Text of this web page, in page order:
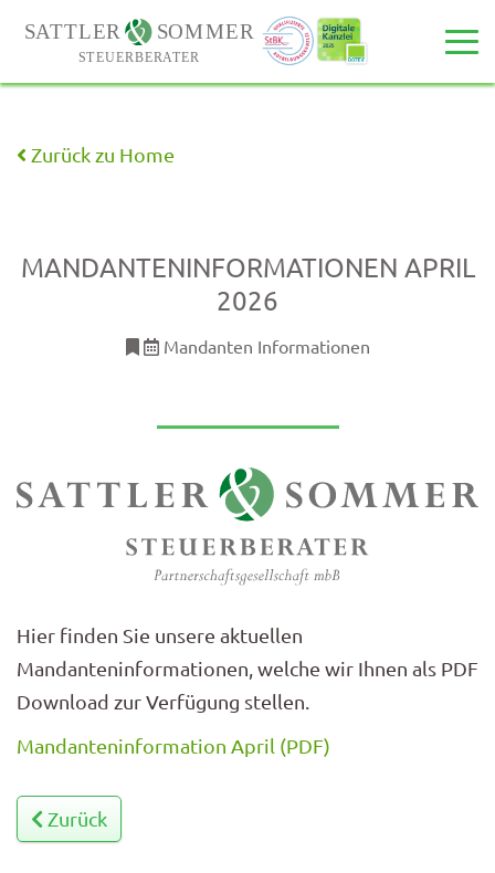
Zurück zu Home
MANDANTENINFORMATIONEN APRIL
2026
Mandanten Informationen
Hier finden Sie unsere aktuellen
Mandanteninformationen, welche wir Ihnen als PDF
Download zur Verfügung stellen.
Mandanteninformation April (PDF)
Zurück